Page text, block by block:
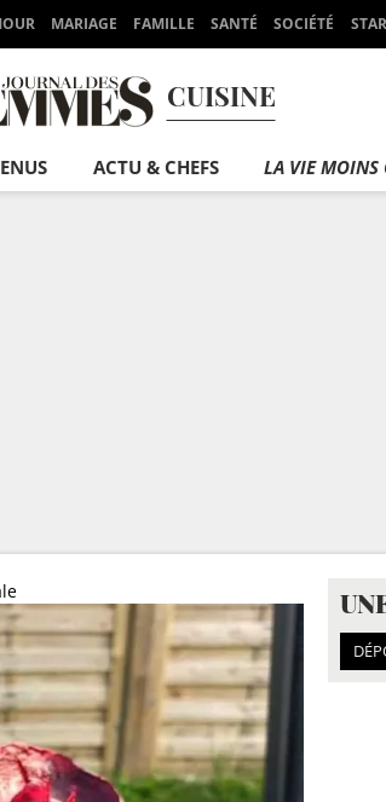
MARIAGE FAMILLE SANTÉ SOCIÉTÉ
CUISINE
ACTU & CHEFS LA VIE MOINS